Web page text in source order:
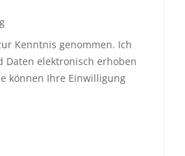
Kenntnis genommen. Ich
Daten elektronisch erhoben
können Ihre Einwilligung